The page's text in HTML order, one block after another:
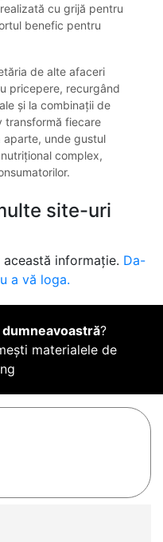
cu grijă pentru
benefic pentru
de alte afaceri
pricepere, recurgând
și la combinații de
transformă fiecare
unde gustul
complex,
site-uri
informație. Da-
a vă loga.
?
materialele de